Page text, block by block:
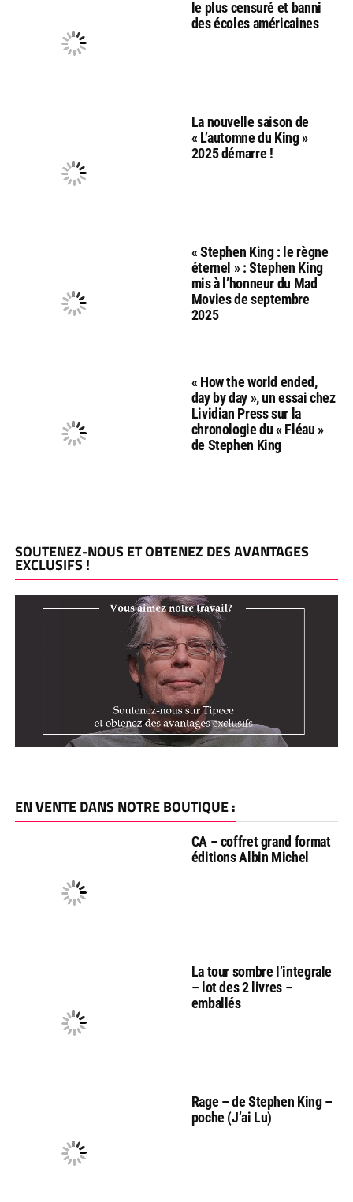
le plus censuré et banni
des écoles américaines
La nouvelle saison de
« L’automne du King »
2025 démarre !
« Stephen King : le règne
éternel » : Stephen King
mis à l’honneur du Mad
Movies de septembre
2025
« How the world ended,
day by day », un essai chez
Lividian Press sur la
chronologie du « Fléau »
de Stephen King
SOUTENEZ-NOUS ET OBTENEZ DES AVANTAGES
EXCLUSIFS !
EN VENTE DANS NOTRE BOUTIQUE :
CA – coffret grand format
éditions Albin Michel
La tour sombre l’integrale
– lot des 2 livres –
emballés
Rage – de Stephen King –
poche (J’ai Lu)